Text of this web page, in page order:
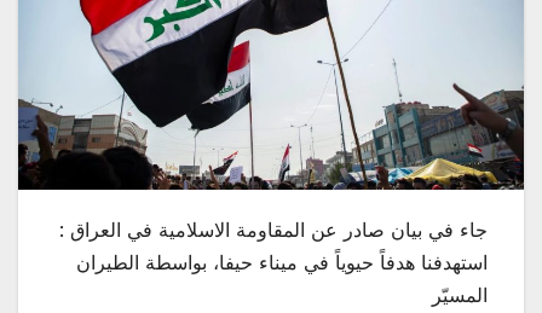
جاء في بيان صادر عن المقاومة الاسلامية في العراق :
استهدفنا هدفاً حيوياً في ميناء حيفا، بواسطة الطيران
المسيّر